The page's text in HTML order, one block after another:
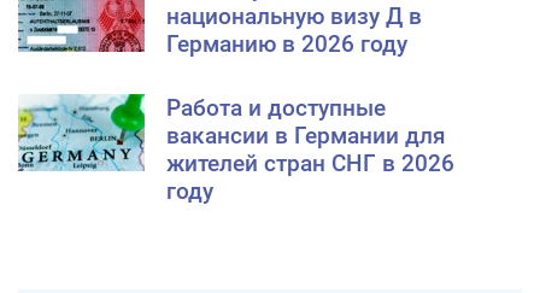
национальную визу Д в
Германию в 2026 году
Работа и доступные
вакансии в Германии для
жителей стран СНГ в 2026
году